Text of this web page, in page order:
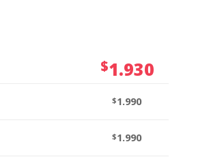
$1.930
$1.990
$1.990